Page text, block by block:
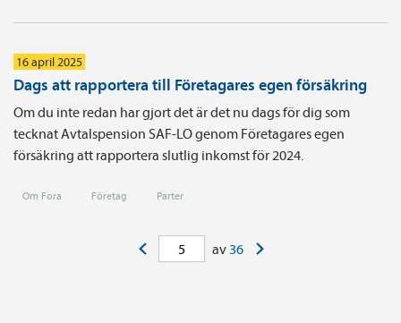
16 april 2025
Dags att rapportera till Företagares egen försäkring
Om du inte redan har gjort det är det nu dags för dig som
tecknat Avtals­pension SAF-LO genom Företagares egen
försäkring att rapportera slutlig inkomst för 2024.
Om Fora Företag Parter
av36